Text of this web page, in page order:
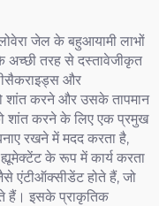
जेल के बहुआयामी लाभों
अच्छी तरह से दस्तावेजीकृत
और
शांत करने और उसके तापमान
शांत करने के लिए एक प्रमुख
रखने में मदद करता है,
के रूप में कार्य करता
एंटीऑक्सीडेंट होते हैं, जो
हैं। इसके प्राकृतिक